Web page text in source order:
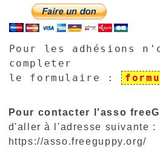
Pour les adhésions
completer
le formulaire :
Pour contacter l'asso
d'aller à l'adresse suivante :
https://asso.freeguppy.org/